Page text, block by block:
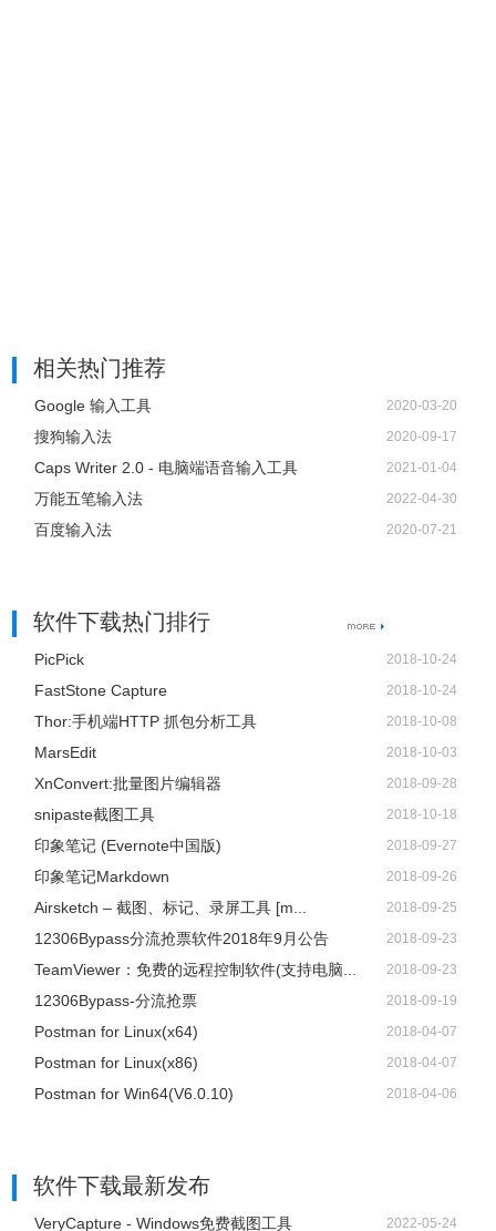
8、在按键界面你可以对按键进行选择。
9、在外观界面你可以选择你喜欢的皮肤和对状态栏设置。
相关热门推荐
Google 输入工具 2020-03-20
搜狗输入法 2020-09-17
Caps Writer 2.0 - 电脑端语音输入工具 2021-01-04
万能五笔输入法 2022-04-30
百度输入法 2020-07-21
软件下载热门排行
PicPick 2018-10-24
FastStone Capture 2018-10-24
Thor:手机端HTTP 抓包分析工具 2018-10-08
MarsEdit 2018-10-03
XnConvert:批量图片编辑器 2018-09-28
snipaste截图工具 2018-10-18
印象笔记 (Evernote中国版) 2018-09-27
印象笔记Markdown 2018-09-26
Airsketch – 截图、标记、录屏工具 [m... 2018-09-25
12306Bypass分流抢票软件2018年9月公告 2018-09-23
TeamViewer：免费的远程控制软件(支持电脑... 2018-09-23
12306Bypass-分流抢票 2018-09-19
Postman for Linux(x64) 2018-04-07
Postman for Linux(x86) 2018-04-07
Postman for Win64(V6.0.10) 2018-04-06
软件下载最新发布
VeryCapture - Windows免费截图工具 2022-05-24